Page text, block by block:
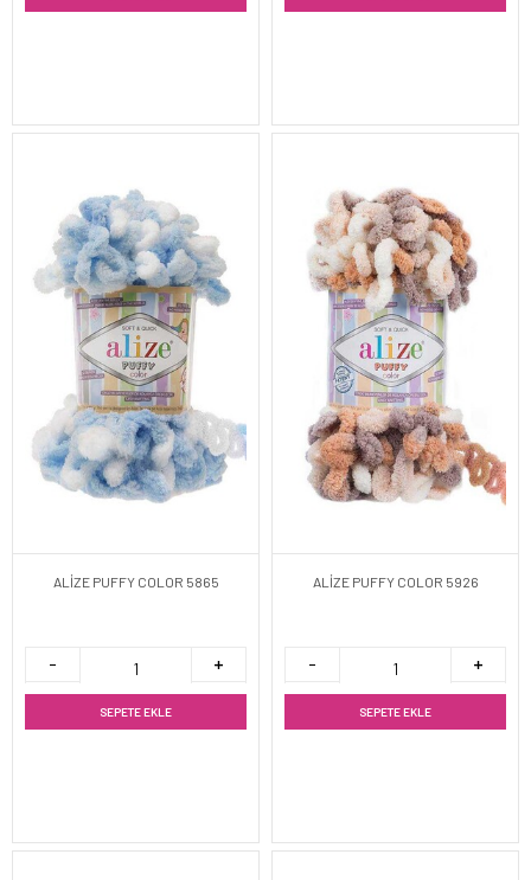
ALİZE PUFFY COLOR 5865
SEPETE EKLE
ALİZE PUFFY COLOR 5926
SEPETE EKLE